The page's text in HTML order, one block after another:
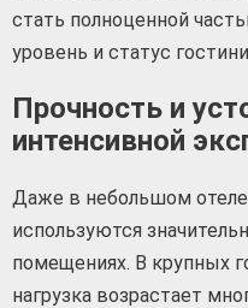
стать полноценной
уровень и статус
Прочность и
интенсивной
Даже в небольшом
используются
помещениях. В крупных
нагрузка возрастает